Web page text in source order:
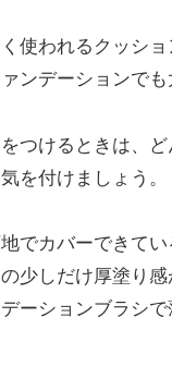
使われるクッシ
ンデーションでも
つけるときは、
を付けましょう。
でカバーできて
少しだけ厚塗り
ーションブラシで